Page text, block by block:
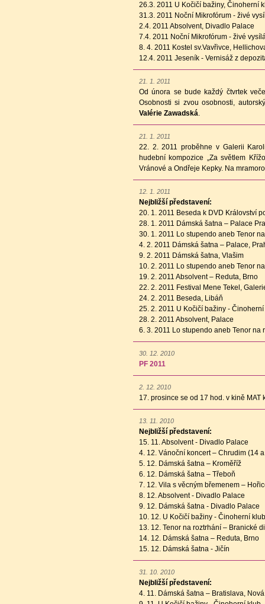
26.3. 2011 U Kočičí bažiny, Činoherní
31.3. 2011 Noční Mikrofórum - živé
2.4. 2011 Absolvent, Divadlo Palace
7.4. 2011 Noční Mikrofórum - živé
8. 4. 2011 Kostel sv.Vavřivce,
12.4. 2011 Jeseník - Vernisáž z
21. 1. 2011
Od února se bude každý čtvrtek
Osobnosti si zvou osobnosti,
Valérie Zawadská.
21. 1. 2011
22. 2. 2011 proběhne v Galerii
hudební kompozice „Za světlem
Vránové a Ondřeje Kepky. Na
12. 1. 2011
Nejbližší představení:
20. 1. 2011 Beseda k DVD Království
28. 1. 2011 Dámská šatna – Palace
30. 1. 2011 Lo stupendo aneb Tenor
4. 2. 2011 Dámská šatna – Palace,
9. 2. 2011 Dámská šatna, Vlašim
10. 2. 2011 Lo stupendo aneb Tenor
19. 2. 2011 Absolvent – Reduta, Brno
22. 2. 2011 Festival Mene Tekel,
24. 2. 2011 Beseda, Libáň
25. 2. 2011 U Kočičí bažiny -
28. 2. 2011 Absolvent, Palace
6. 3. 2011 Lo stupendo aneb Tenor
30. 12. 2010
PF 2011
2. 12. 2010
17. prosince se od 17 hod. v kině MAT
13. 11. 2010
Nejbližší představení:
15. 11. Absolvent - Divadlo Palace
4. 12. Vánoční koncert – Chrudim (14
5. 12. Dámská šatna – Kroměříž
6. 12. Dámská šatna – Třeboň
7. 12. Vila s věcným břemenem –
8. 12. Absolvent - Divadlo Palace
9. 12. Dámská šatna - Divadlo Palace
10. 12. U Kočičí bažiny - Činoherní klub
13. 12. Tenor na roztrhání – Branické
14. 12. Dámská šatna – Reduta, Brno
15. 12. Dámská šatna - Jičín
31. 10. 2010
Nejbližší představení:
4. 11. Dámská šatna – Bratislava,